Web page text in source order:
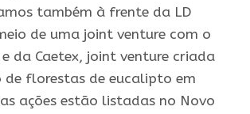
também à frente da LD
de uma joint venture com o
e da Caetex, joint venture criada
florestas de eucalipto em
ações estão listadas no Novo